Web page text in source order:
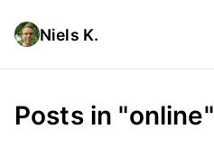
Niels K.
Posts in "online"